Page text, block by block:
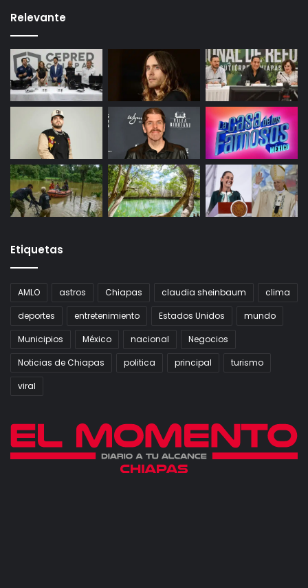
Relevante
Etiquetas
AMLO astros Chiapas claudia sheinbaum
clima
deportes
entretenimiento Estados Unidos
mundo
Municipios
México nacional
Negocios
Noticias de Chiapas
politica principal
turismo
viral